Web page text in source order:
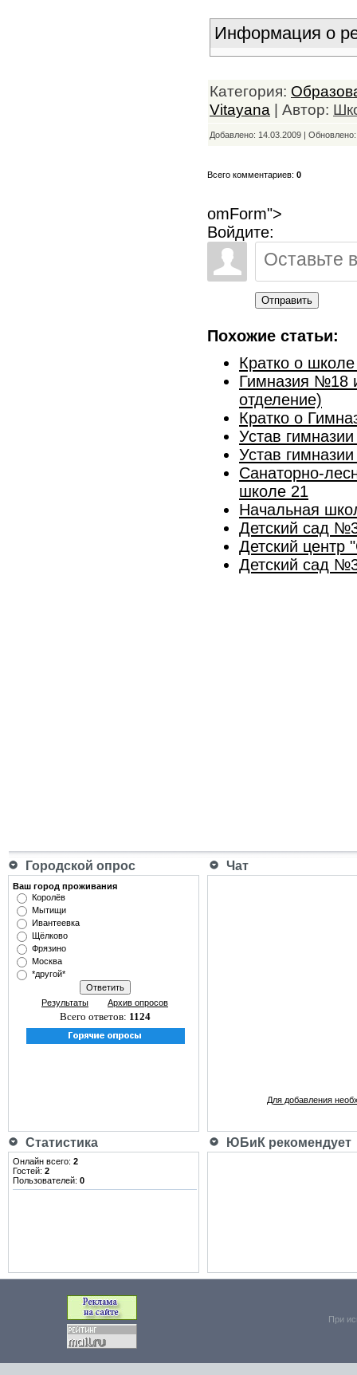
Информация о
Категория:
Vitayana | Автор:
Добавлено: 14.03.2009 |
Всего комментариев: 0
omForm">
Войдите:
Отправить
Похожие статьи:
Кратко о
Гимназия №18
отделение)
Кратко о
Устав
Устав
Санаторно-
школе 21
Начальная
Детский сад
Детский центр
Детский сад
Городской опрос Чат
Ваш город проживания
Королёв
Мытищи
Ивантеевка
Щёлково
Фрязино
Москва
*другой*
Результаты Архив опросов
Всего ответов: 1124
Для добавления
Статистика ЮБиК рекомендует
Онлайн всего: 2
Гостей: 2
Пользователей: 0
При